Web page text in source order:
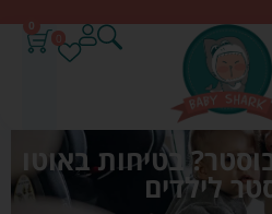
0
בטיחות באוטו
לילדים